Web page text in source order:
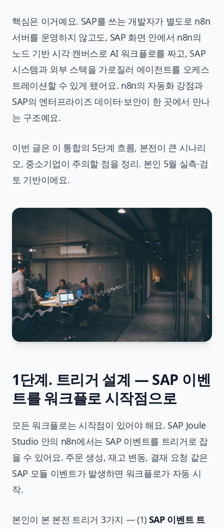
핵심은 이거예요. SAP를 쓰는 개발자가 별도로 n8n
서버를 운영하지 않고도, SAP 화면 안에서 n8n의
노드 기반 시각 캔버스로 AI 워크플로를 짜고, SAP
시스템과 외부 스택을 가로질러 에이전트를 오케스
트레이션할 수 있게 됐어요. n8n의 자동화 강점과
SAP의 엔터프라이즈 데이터·보안이 한 곳에서 만나
는 구조예요.
이번 글은 이 통합의 5단계 흐름, 본전이 큰 시나리
오, 중소기업이 주의할 점을 정리. 본인 5월 실측·검
토 기반이에요.
1단계. 트리거 설계 — SAP 이벤
트를 워크플로 시작점으로
모든 워크플로는 시작점이 있어야 해요. SAP Joule
Studio 안의 n8n에서는 SAP 이벤트를 트리거로 잡
을 수 있어요. 주문 생성, 재고 변동, 결재 요청 같은
SAP 모듈 이벤트가 발생하면 워크플로가 자동 시
작.
본인이 본 본전 트리거 3가지 — (1) SAP 이벤트 트